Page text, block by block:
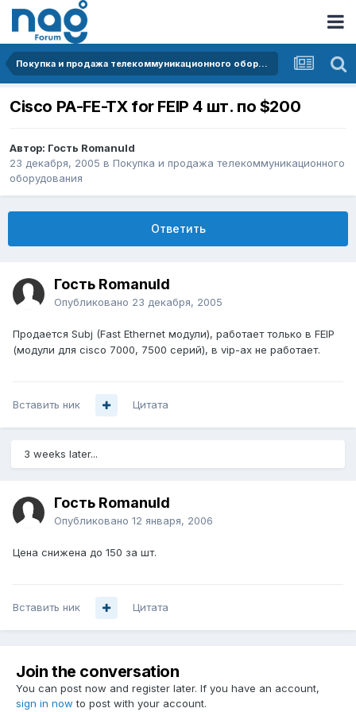
Покупка и продажа телекоммуникационного оборудования
Cisco PA-FE-TX for FEIP 4 шт. по $200
Автор: Гость Romanuld
23 декабря, 2005 в Покупка и продажа телекоммуникационного
оборудования
Ответить
Гость Romanuld
Опубликовано 23 декабря, 2005
Продается Subj (Fast Ethernet модули), работает только в FEIP
(модули для cisco 7000, 7500 серий), в vip-ах не работает.
Вставить ник Цитата
3 weeks later...
Гость Romanuld
Опубликовано 12 января, 2006
Цена снижена до 150 за шт.
Вставить ник Цитата
Join the conversation
You can post now and register later. If you have an account,
sign in now to post with your account.